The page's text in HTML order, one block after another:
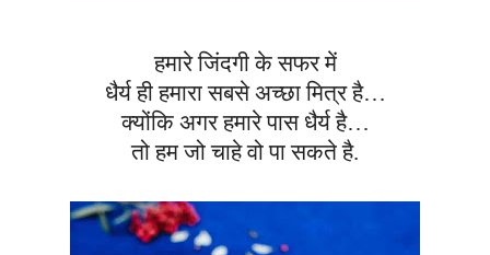
हमारे जिंदगी के सफर में
धैर्य ही हमारा सबसे अच्छा मित्र है…
क्योंकि अगर हमारे पास धैर्य है…
तो हम जो चाहे वो पा सकते है.